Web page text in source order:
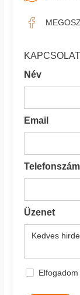
Név
Email
Telefonszám
Üzenet